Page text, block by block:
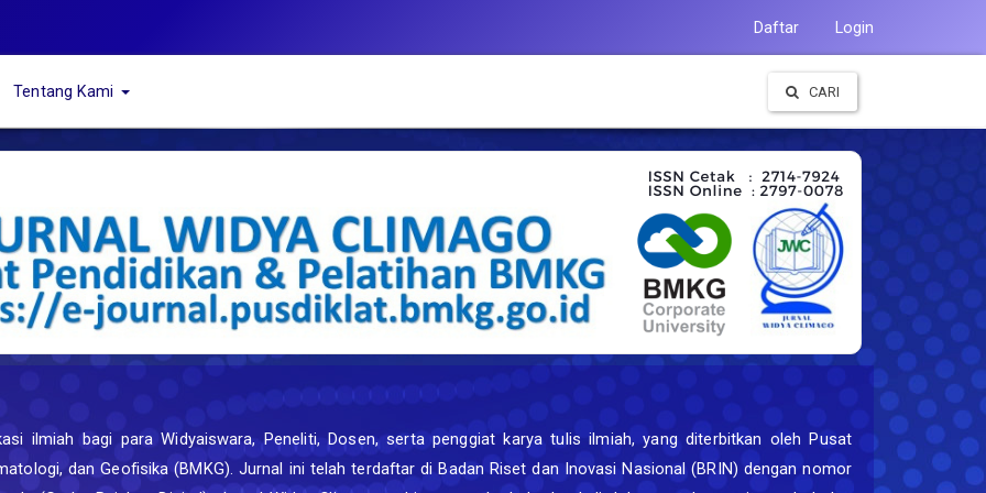
Daftar Login
Tentang Kami CARI
ilmiah bagi para Widyaiswara, Peneliti, Dosen, serta penggiat karya tulis ilmiah, yang diterbitkan oleh Pusat
dan Geofisika (BMKG). Jurnal ini telah terdaftar di Badan Riset dan Inovasi Nasional (BRIN) dengan nomor